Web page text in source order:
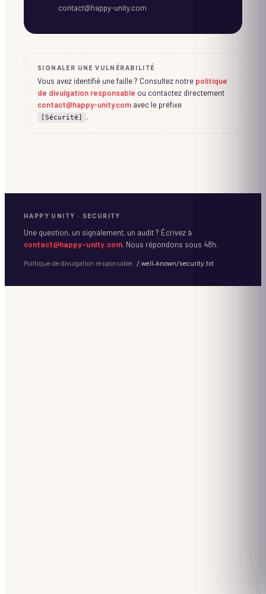
contact@happy-unity.com
SIGNALER UNE VULNÉRABILITÉ
Vous avez identifié une faille ? Consultez notre politique
de divulgation responsable ou contactez directement
contact@happy-unity.com avec le préfixe
[Sécurité] .
HAPPY UNITY · SECURITY
Une question, un signalement, un audit ? Écrivez à
contact@happy-unity.com. Nous répondons sous 48h.
Politique de divulgation responsable : /.well-known/security.txt